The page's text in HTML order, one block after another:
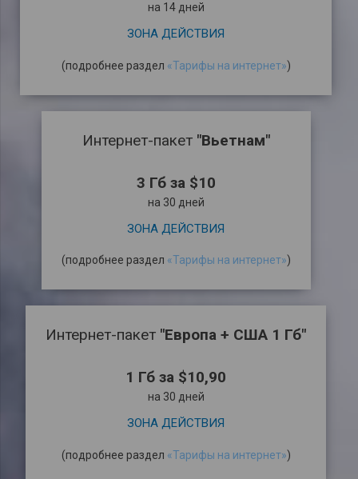
на 14 дней
ЗОНА ДЕЙСТВИЯ
(подробнее раздел «Тарифы на интернет»)
Интернет-пакет "Вьетнам"
3 Гб за $10
на 30 дней
ЗОНА ДЕЙСТВИЯ
(подробнее раздел «Тарифы на интернет»)
Интернет-пакет "Европа + США 1 Гб"
1 Гб за $10,90
на 30 дней
ЗОНА ДЕЙСТВИЯ
(подробнее раздел «Тарифы на интернет»)